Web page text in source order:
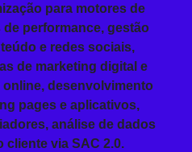
para motores de
performance, gestão
e redes sociais,
de marketing digital e
desenvolvimento
pages e aplicativos,
análise de dados
cliente via SAC 2.0.